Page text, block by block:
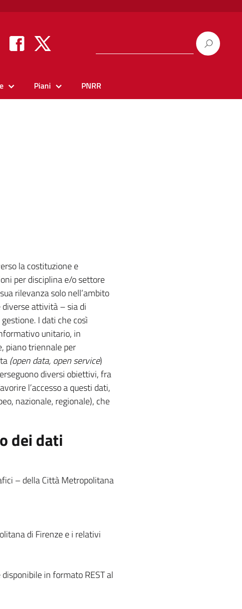
Piani PNRR
la costituzione e
per disciplina e/o settore
rilevanza solo nell’ambito
attività – sia di
I dati che così
unitario, in
piano triennale per
(open data, open service)
diversi obiettivi, fra
l’accesso a questi dati,
nazionale, regionale), che
dei dati
– della Città Metropolitana
di Firenze e i relativi
in formato REST al